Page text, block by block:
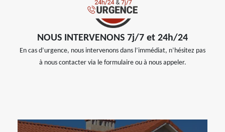
NOUS INTERVENONS 7j/7 et 24h/24
En cas d’urgence, nous intervenons dans l’immédiat, n’hésitez pas
à nous contacter via le formulaire ou à nous appeler.